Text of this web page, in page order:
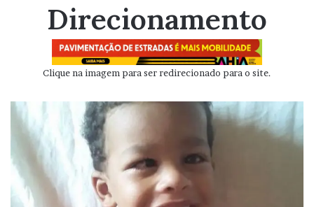
Direcionamento
Clique na imagem para ser redirecionado para o site.